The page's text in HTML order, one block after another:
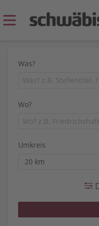
Was?
Wo?
Umkreis